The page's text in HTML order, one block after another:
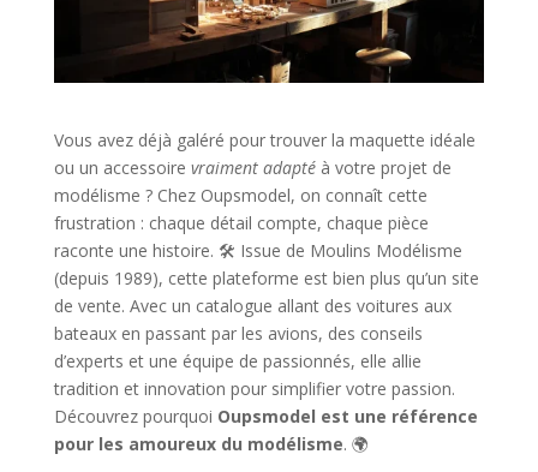
Vous avez déjà galéré pour trouver la maquette idéale
ou un accessoire vraiment adaptéà votre projet de
modélisme ? Chez Oupsmodel, on connaît cette
frustration : chaque détail compte, chaque pièce
raconte une histoire. 🛠️ Issue de Moulins Modélisme
(depuis 1989), cette plateforme est bien plus qu’un site
de vente. Avec un catalogue allant des voitures aux
bateaux en passant par les avions, des conseils
d’experts et une équipe de passionnés, elle allie
tradition et innovation pour simplifier votre passion.
Découvrez pourquoi Oupsmodel est une référence
pour les amoureux du modélisme. 🌍